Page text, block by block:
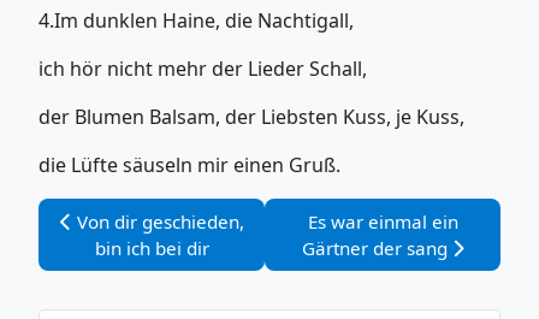
4.Im dunklen Haine, die Nachtigall,
ich hör nicht mehr der Lieder Schall,
der Blumen Balsam, der Liebsten Kuss, je Kuss,
die Lüfte säuseln mir einen Gruß.
Vorheriger Beitrag: Von dir geschieden, bin ich bei dir
Von dir geschieden,
bin ich bei dir
Nächster Beitrag: Es war
Es war einmal ein
Gärtner der sang